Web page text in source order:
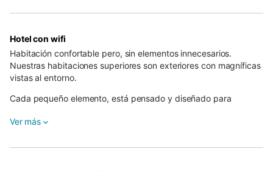
Hotel con wifi
Habitación confortable pero, sin elementos innecesarios.
Nuestras habitaciones superiores son exteriores con magníficas
vistas al entorno.
Cada pequeño elemento, está pensado y diseñado para
tuyos!.
Leridano, en un marco de espectacular belleza natural y con
Ver más